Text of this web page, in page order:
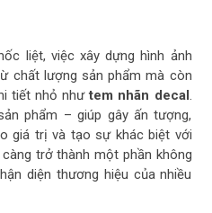
liệt, việc xây dựng hình ảnh
chất lượng sản phẩm mà còn
tiết nhỏ nhưtem nhãn decal .
phẩm – giúp gây ấn tượng,
giá trị và tạo sự khác biệt với
trở thành một phần không
diện thương hiệu của nhiều